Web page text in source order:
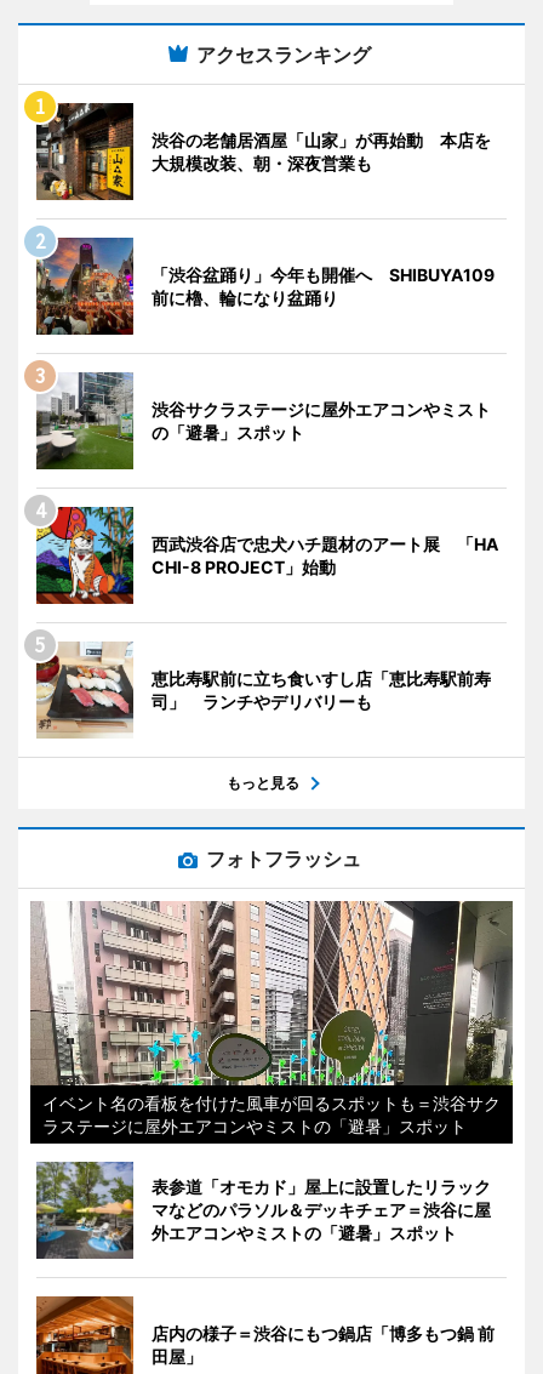
アクセスランキング
渋谷の老舗居酒屋「山家」が再始動 本店を
大規模改装、朝・深夜営業も
「渋谷盆踊り」今年も開催へ SHIBUYA109
前に櫓、輪になり盆踊り
渋谷サクラステージに屋外エアコンやミスト
の「避暑」スポット
西武渋谷店で忠犬ハチ題材のアート展 「HA
CHI-8 PROJECT」始動
恵比寿駅前に立ち食いすし店「恵比寿駅前寿
司」 ランチやデリバリーも
もっと見る
フォトフラッシュ
イベント名の看板を付けた風車が回るスポットも＝渋谷サク
ラステージに屋外エアコンやミストの「避暑」スポット
表参道「オモカド」屋上に設置したリラック
マなどのパラソル＆デッキチェア＝渋谷に屋
外エアコンやミストの「避暑」スポット
店内の様子＝渋谷にもつ鍋店「博多もつ鍋 前
田屋」